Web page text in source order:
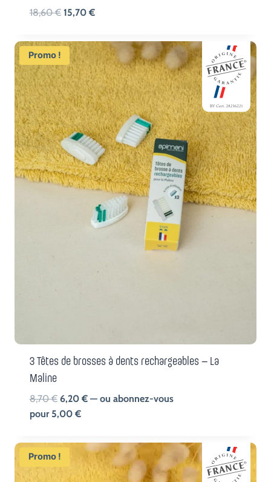
18,60€ Le
initial
était :
18,60 €.
15,70 €Le
actuel
est :
15,70 €.
Promo !
3 Têtes de brosses à dents rechargeables – La
Maline
8,70€ Le
prix
était :
8,70 €.
6,20 €Le
est :
6,20 €.
—ou abonnez-vous
pour 5,00 €
Promo !